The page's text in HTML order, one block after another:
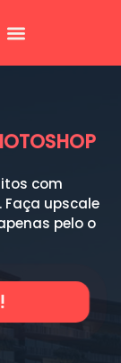
com
upscale
pelo o